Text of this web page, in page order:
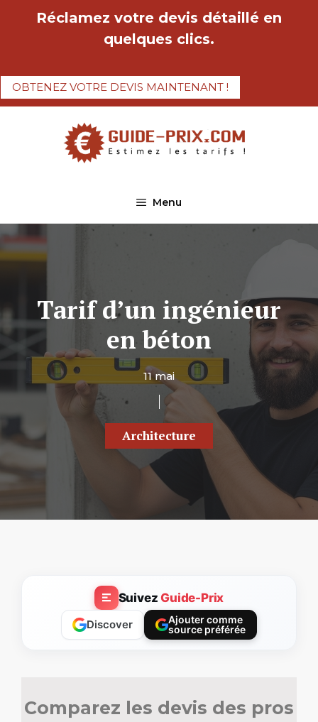
Réclamez votre devis détaillé en
quelques clics.
OBTENEZ VOTRE DEVIS MAINTENANT !
Menu
Tarif d’un ingénieur
en béton
11 mai
Architecture
SuivezGuide-Prix
Discover
Ajouter comme
source préférée
Comparez les devis des pros